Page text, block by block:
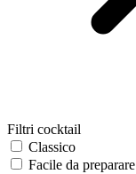
Filtri cocktail
Classico
Facile da preparare